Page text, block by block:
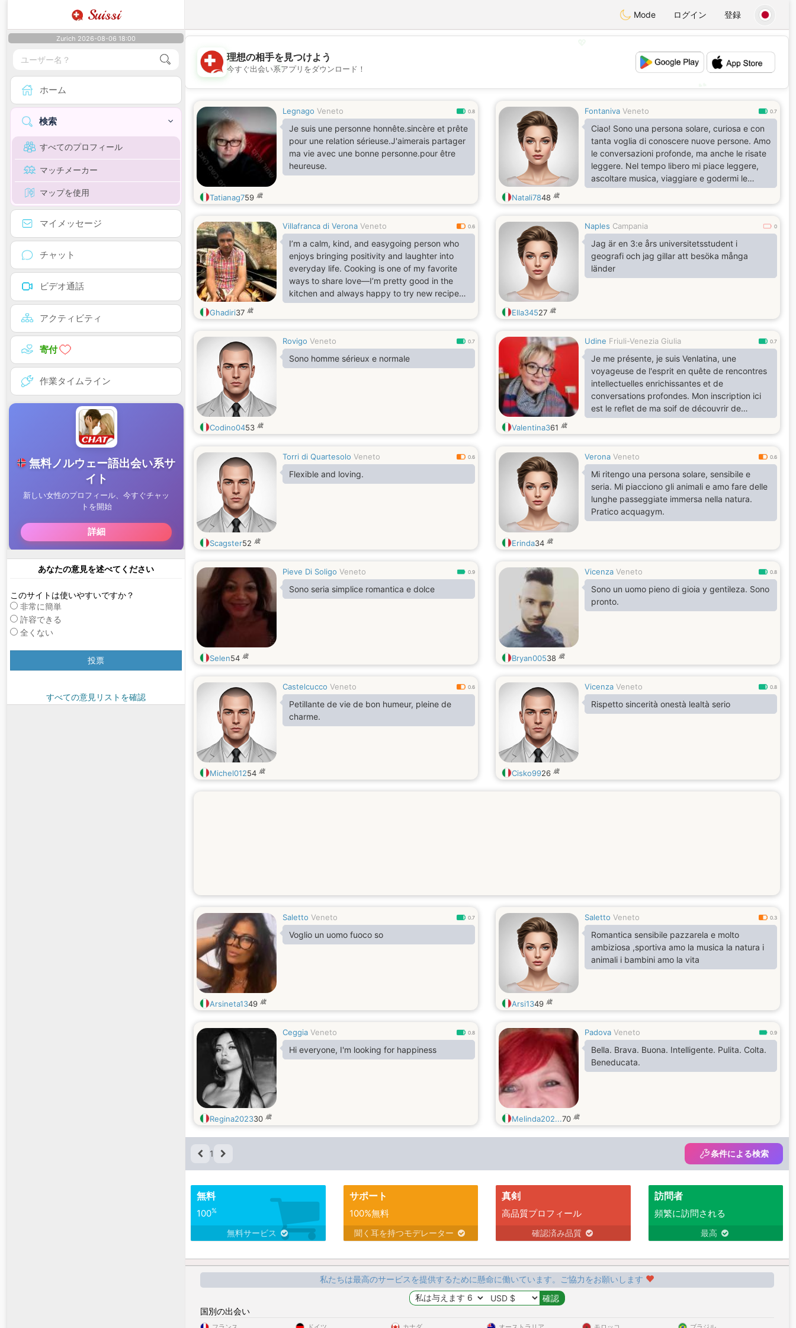
Suissi Mode ログイン 登録
Zurich 2026-08-06 18:00
ホーム
検索
すべてのプロフィール
マッチメーカー
マップを使用
マイメッセージ
チャット
ビデオ通話
アクティビティ
寄付
作業タイムライン
あなたの意見を述べてください
このサイトは使いやすいですか？
非常に簡単
許容できる
全くない
投票
すべての意見リストを確認
💖
💕
理想の相手を見つけよう
今すぐ出会い系アプリをダウンロード！
Legnago Veneto 0.8
Je suis une personne honnête.sincère et prête
pour une relation sérieuse.J'aimerais partager
ma vie avec une bonne personne.pour être
heureuse.
Tatianag759 歳
Fontaniva Veneto 0.7
Ciao! Sono una persona solare, curiosa e con
tanta voglia di conoscere nuove persone. Amo
le conversazioni profonde, ma anche le risate
leggere. Nel tempo libero mi piace leggere,
ascoltare musica, viaggiare e godermi le
piccole le cose della vita. Cerco una persona
sincera con cui condividere momenti semplici
Natali7848 歳
Villafranca di Verona Veneto 0.6
I’m a calm, kind, and easygoing person who
enjoys bringing positivity and laughter into
everyday life. Cooking is one of my favorite
ways to share love—I’m pretty good in the
kitchen and always happy to try new recipes.
Music is another passion of mine, both playing
and listening, and I balance that with a love
physical exercise. I value genuine
connections, kindness, and humor, and I try to
live each day with a smile and an open heart.
Ghadiri37 歳
Naples Campania 0
Jag är en 3:e års universitetsstudent i
geografi och jag gillar att besöka många
länder
Ella34527 歳
Rovigo Veneto 0.7
Sono homme sérieux e normale
Codino0453 歳
Udine Friuli-Venezia Giulia 0.7
Je me présente, je suis Venlatina, une
voyageuse de l'esprit en quête de rencontres
intellectuelles enrichissantes et de
conversations profondes. Mon inscription ici
est le reflet de ma soif de découvrir de
nouvelles perspectives, de partager des idées
inspirantes et de créer des liens authentiques
jongle entre mes passions pour la philosophie,
la psychologie, l'art et la nature, cherchant
constamment à élargir mes horizons et à
approfondir ma compréhens
Valentina361 歳
Torri di Quartesolo Veneto 0.6
Flexible and loving.
Scagster52 歳
Verona Veneto 0.6
Mi ritengo una persona solare, sensibile e
seria. Mi piacciono gli animali e amo fare delle
lunghe passeggiate immersa nella natura.
Pratico acquagym.
Erinda34 歳
Pieve Di Soligo Veneto 0.9
Sono seria simplice romantica e dolce
Selen54 歳
Vicenza Veneto 0.8
Sono un uomo pieno di gioia y gentileza. Sono
pronto.
Bryan00538 歳
Castelcucco Veneto 0.6
Petillante de vie de bon humeur, pleine de
charme.
Michel01254 歳
Vicenza Veneto 0.8
Rispetto sincerità onestà lealtà serio
Cisko9926 歳
Saletto Veneto 0.7
Voglio un uomo fuoco so
Arsineta1349 歳
Saletto Veneto 0.3
Romantica sensibile pazzarela e molto
ambiziosa ,sportiva amo la musica la natura i
animali i bambini amo la vita
Arsi1349 歳
Ceggia Veneto 0.8
Hi everyone, I'm looking for happiness
Regina202330 歳
Padova Veneto 0.9
Bella. Brava. Buona. Intelligente. Pulita. Colta.
Beneducata.
Melinda202...70 歳
1 条件による検索
無料
100%
無料サービス
サポート
100%無料
聞く耳を持つモデレーター
真剣
高品質プロフィール
確認済み品質
訪問者
頻繁に訪問される
最高
私たちは最高のサービスを提供するために懸命に働いています。ご協力をお願いします
国別の出会い